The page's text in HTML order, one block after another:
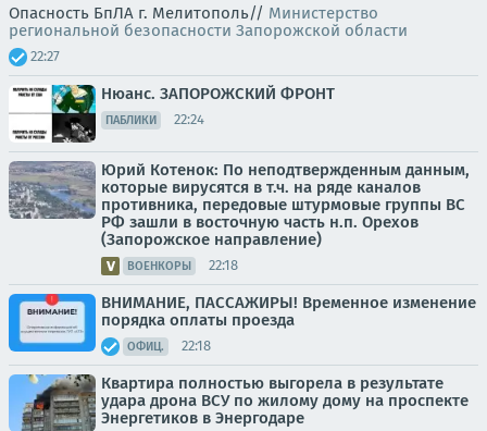
Опасность БпЛА г. Мелитополь// Министерство
региональной безопасности Запорожской области
22:27
Нюанс. ЗАПОРОЖСКИЙ ФРОНТ
ПАБЛИКИ 22:24
Юрий Котенок: По неподтвержденным данным,
которые вирусятся в т.ч. на ряде каналов
противника, передовые штурмовые группы ВС
РФ зашли в восточную часть н.п. Орехов
(Запорожское направление)
ВОЕНКОРЫ 22:18
ВНИМАНИЕ, ПАССАЖИРЫ! Временное изменение
порядка оплаты проезда
ОФИЦ. 22:18
Квартира полностью выгорела в результате
удара дрона ВСУ по жилому дому на проспекте
Энергетиков в Энергодаре